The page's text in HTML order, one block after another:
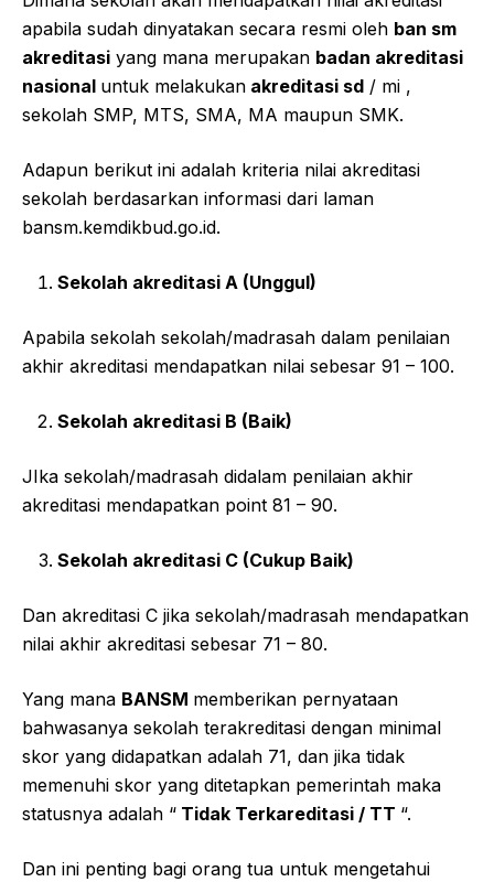
apabila sudah dinyatakan secara resmi oleh ban sm
akreditasi yang mana merupakan badan akreditasi
nasional untuk melakukan akreditasi sd / mi ,
sekolah SMP, MTS, SMA, MA maupun SMK.
Adapun berikut ini adalah kriteria nilai akreditasi
sekolah berdasarkan informasi dari laman
bansm.kemdikbud.go.id.
Sekolah akreditasi A (Unggul)
Apabila sekolah sekolah/madrasah dalam penilaian
akhir akreditasi mendapatkan nilai sebesar 91 – 100.
Sekolah akreditasi B (Baik)
JIka sekolah/madrasah didalam penilaian akhir
akreditasi mendapatkan point 81 – 90.
Sekolah akreditasi C (Cukup Baik)
Dan akreditasi C jika sekolah/madrasah mendapatkan
nilai akhir akreditasi sebesar 71 – 80.
Yang mana BANSM memberikan pernyataan
bahwasanya sekolah terakreditasi dengan minimal
skor yang didapatkan adalah 71, dan jika tidak
memenuhi skor yang ditetapkan pemerintah maka
statusnya adalah “ Tidak Terkareditasi / TT “.
Dan ini penting bagi orang tua untuk mengetahui